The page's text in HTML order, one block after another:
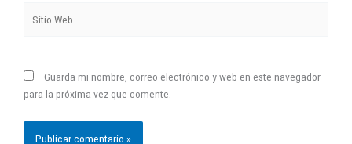
Web
Guarda mi nombre, correo electrónico y web en este navegador
para la próxima vez que comente.